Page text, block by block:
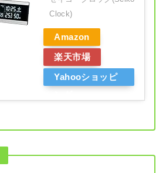
Clock)
Amazon
楽天市場
Yahooショッピ